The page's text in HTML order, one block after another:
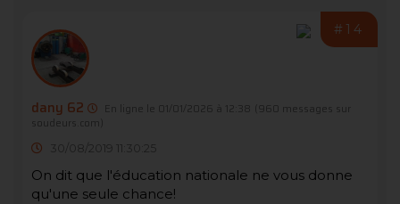
#14
dany 62 En ligne le 01/01/2026 à 12:38
(960 messages sur
soudeurs.com)
30/08/2019 11:30:25
On dit que l'éducation nationale ne vous donne
qu'une seule chance!